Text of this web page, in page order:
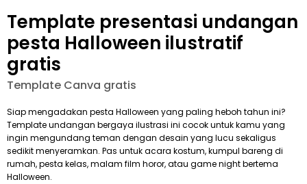
Template presentasi undangan
pesta Halloween ilustratif
gratis
Template Canva gratis
Siap mengadakan pesta Halloween yang paling heboh tahun ini?
Template undangan bergaya ilustrasi ini cocok untuk kamu yang
ingin mengundang teman dengan desain yang lucu sekaligus
sedikit menyeramkan. Pas untuk acara kostum, kumpul bareng di
rumah, pesta kelas, malam film horor, atau game night bertema
Halloween.